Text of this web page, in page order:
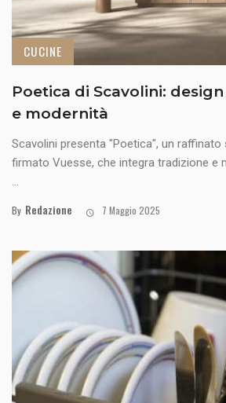
CUCINE
Poetica di Scavolini:
e modernità
Scavolini presenta "Poetica", un
firmato Vuesse, che integra tradizione e
...
By Redazione 7 Maggio 2025